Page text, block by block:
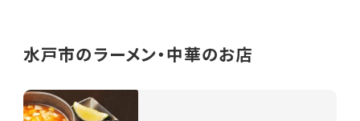
水戸市のラーメン・中華のお店